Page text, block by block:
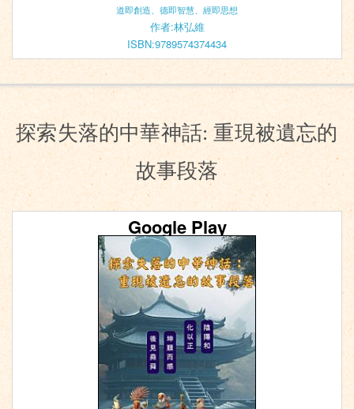
道即創造、德即智慧、經即思想
作者:林弘維
ISBN:9789574374434
探索失落的中華神話: 重現被遺忘的
故事段落
Google Play